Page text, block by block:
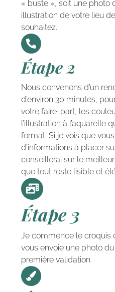
« buste », soit une photo
illustration de votre lieu
souhaitez.
Étape 2
Nous convenons d’un
d’environ 30 minutes,
votre faire-part, les
l’illustration à l’aquarelle
format. Si je vois que
d’informations à placer
conseillerai sur le
que tout reste lisible et
Étape 3
Je commence le croquis
vous envoie une photo
première validation.